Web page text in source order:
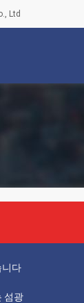
Ltd
니다
섬광